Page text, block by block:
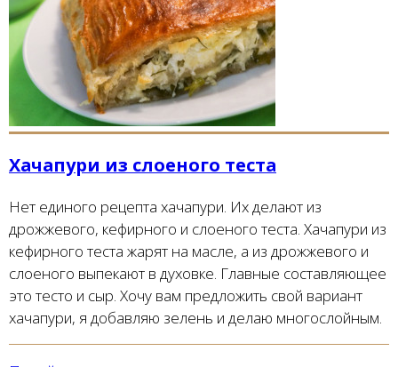
Хачапури из слоеного теста
Нет единого рецепта хачапури. Их делают из
дрожжевого, кефирного и слоеного теста. Хачапури из
кефирного теста жарят на масле, а из дрожжевого и
слоеного выпекают в духовке. Главные составляющее
это тесто и сыр. Хочу вам предложить свой вариант
хачапури, я добавляю зелень и делаю многослойным.